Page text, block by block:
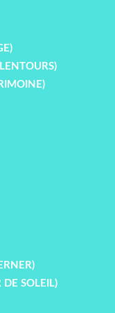
SOLEIL)